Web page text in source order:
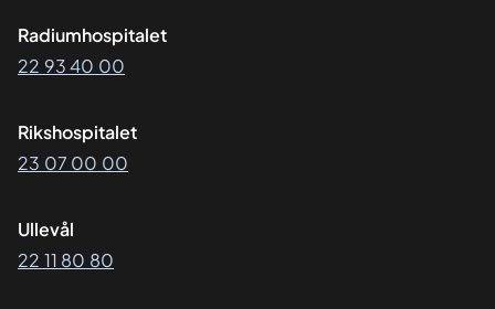
Radiumhospitalet
22 93 40 00
Rikshospitalet
23 07 00 00
Ullevål
22 11 80 80